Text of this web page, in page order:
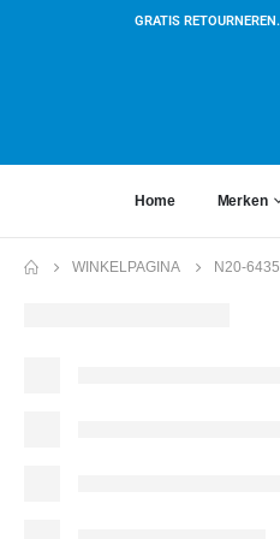
GRATIS
Home Merken
WINKELPAGINA N20-6435